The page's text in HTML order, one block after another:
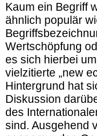
Kaum ein Begriff
ähnlich populär
Wertschöpfung
es sich hierbei
vielzitierte „new
Hintergrund hat
Diskussion
des
sind. Ausgehend